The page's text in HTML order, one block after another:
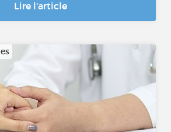
Lire l'article